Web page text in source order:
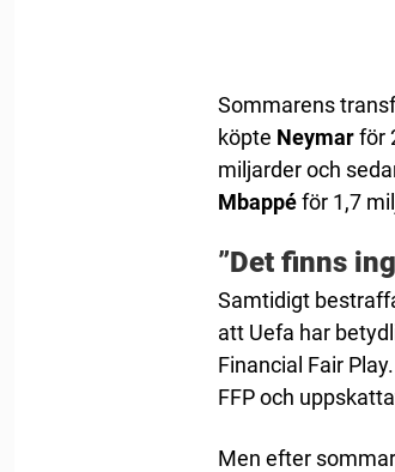
Sommarens
köpte Neymarför
miljarder och
Mbappéför 1,7
”Det finns
Samtidigt
att Uefa har
Financial Fair
FFP och
Men efter